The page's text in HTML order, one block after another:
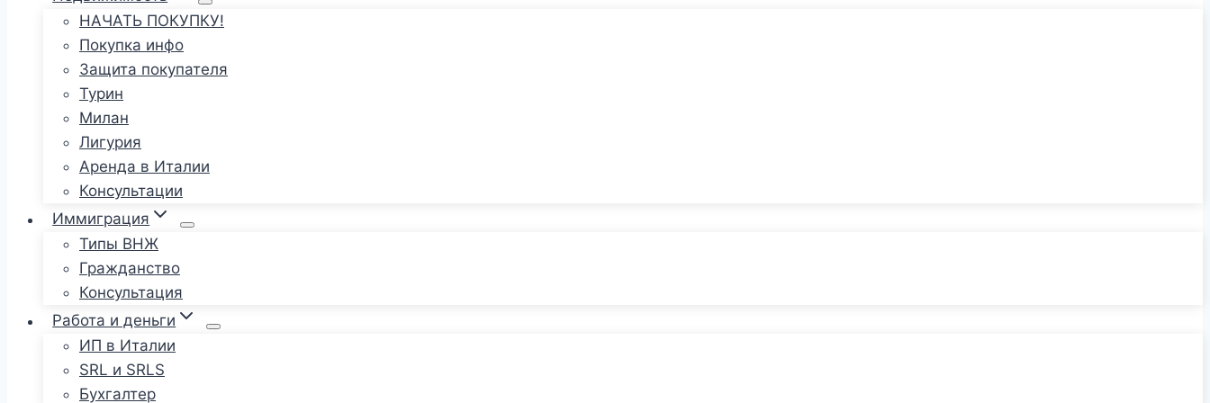
НАЧАТЬ ПОКУПКУ!
Покупка инфо
Защита покупателя
Турин
Милан
Лигурия
Аренда в Италии
Консультации
Иммиграция
Типы ВНЖ
Гражданство
Консультация
Работа и деньги
ИП в Италии
SRL и SRLS
Бухгалтер